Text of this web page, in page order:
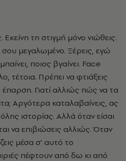
τη στιγµή µόνο νιώθεις.
µεγαλωµένο. Ξέρεις, εγώ
ποιος βγαίνει. Face
τέτοια. Πρέπει να φτιάξεις
έπαρση. Γιατί αλλιώς πώς να τα
Αργότερα καταλαβαίνεις, ας
ιστορίας. Αλλά όταν είσαι
να επιβιώσεις αλλιώς. Όταν
µέσα σ’ αυτό το
πέφτουν από δω κι από